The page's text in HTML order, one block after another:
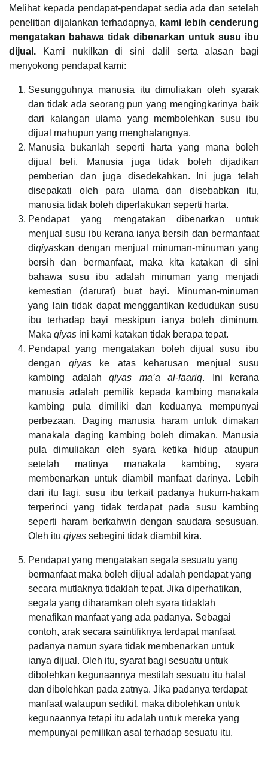
Melihat kepada pendapat-pendapat sedia ada dan setelah
penelitian dijalankan terhadapnya, kami lebih cenderung
mengatakan bahawa tidak dibenarkan untuk susu ibu
dijual. Kami nukilkan di sini dalil serta alasan bagi
menyokong pendapat kami:
Sesungguhnya manusia itu dimuliakan oleh syarak
dan tidak ada seorang pun yang mengingkarinya baik
dari kalangan ulama yang membolehkan susu ibu
dijual mahupun yang menghalangnya.
Manusia bukanlah seperti harta yang mana boleh
dijual beli. Manusia juga tidak boleh dijadikan
pemberian dan juga disedekahkan. Ini juga telah
disepakati oleh para ulama dan disebabkan itu,
manusia tidak boleh diperlakukan seperti harta.
Pendapat yang mengatakan dibenarkan untuk
menjual susu ibu kerana ianya bersih dan bermanfaat
diqiyaskan dengan menjual minuman-minuman yang
bersih dan bermanfaat, maka kita katakan di sini
bahawa susu ibu adalah minuman yang menjadi
kemestian (darurat) buat bayi. Minuman-minuman
yang lain tidak dapat menggantikan kedudukan susu
ibu terhadap bayi meskipun ianya boleh diminum.
Maka qiyas ini kami katakan tidak berapa tepat.
Pendapat yang mengatakan boleh dijual susu ibu
dengan qiyaske atas keharusan menjual susu
kambing adalah qiyas ma’a al-faariq. Ini kerana
manusia adalah pemilik kepada kambing manakala
kambing pula dimiliki dan keduanya mempunyai
perbezaan. Daging manusia haram untuk dimakan
manakala daging kambing boleh dimakan. Manusia
pula dimuliakan oleh syara ketika hidup ataupun
setelah matinya manakala kambing, syara
membenarkan untuk diambil manfaat darinya. Lebih
dari itu lagi, susu ibu terkait padanya hukum-hakam
terperinci yang tidak terdapat pada susu kambing
seperti haram berkahwin dengan saudara sesusuan.
Oleh itu qiyas sebegini tidak diambil kira.
Pendapat yang mengatakan segala sesuatu yang
bermanfaat maka boleh dijual adalah pendapat yang
secara mutlaknya tidaklah tepat. Jika diperhatikan,
segala yang diharamkan oleh syara tidaklah
menafikan manfaat yang ada padanya. Sebagai
contoh, arak secara saintifiknya terdapat manfaat
padanya namun syara tidak membenarkan untuk
ianya dijual. Oleh itu, syarat bagi sesuatu untuk
dibolehkan kegunaannya mestilah sesuatu itu halal
dan dibolehkan pada zatnya. Jika padanya terdapat
manfaat walaupun sedikit, maka dibolehkan untuk
kegunaannya tetapi itu adalah untuk mereka yang
mempunyai pemilikan asal terhadap sesuatu itu.